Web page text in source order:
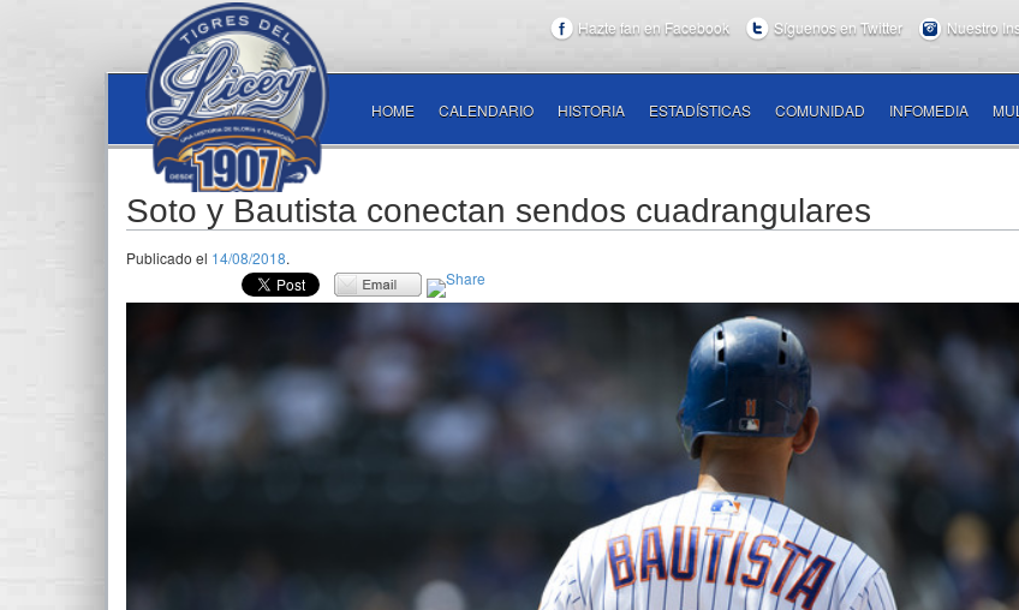
Hazte fan en Facebook Síguenos en Twitter Nuestro
HOME CALENDARIO HISTORIA ESTADÍSTICAS COMUNIDAD INFOMEDIA
Soto y Bautista conectan sendos cuadrangulares
Publicado el 14/08/2018.